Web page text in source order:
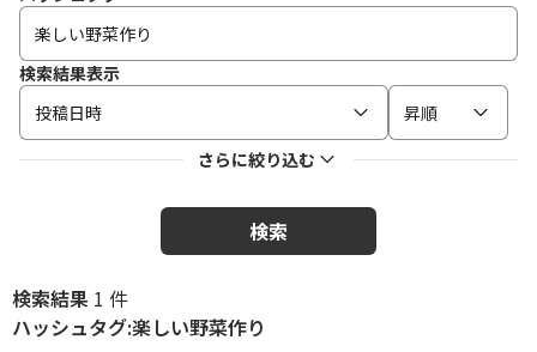
検索結果表示
投稿日時
昇順
さらに絞り込む
検索
検索結果 1 件
ハッシュタグ:楽しい野菜作り